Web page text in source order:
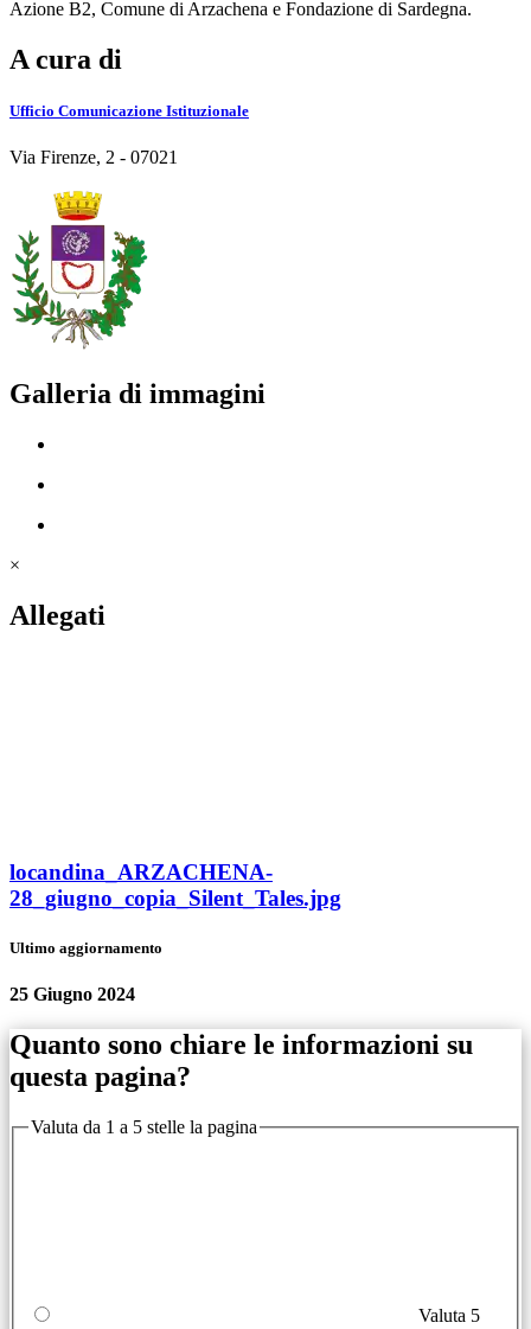
Azione B2, Comune di Arzachena e Fondazione di Sardegna.
A cura di
Ufficio Comunicazione Istituzionale
Via Firenze, 2 - 07021
Galleria di immagini
×
Allegati
locandina_ARZACHENA-
28_giugno_copia_Silent_Tales.jpg
Ultimo aggiornamento
25 Giugno 2024
Quanto sono chiare le informazioni su
questa pagina?
Valuta da 1 a 5 stelle la pagina
Valuta 5